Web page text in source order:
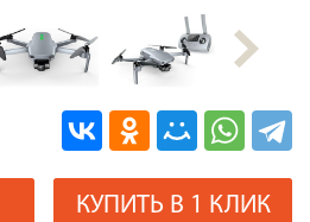
КУПИТЬ В 1 КЛИК